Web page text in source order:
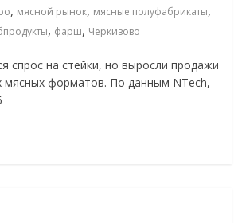
, мясной рынок, мясные полуфабрикаты,
, фарш, Черкизово
спрос на стейки, но выросли продажи
мясных форматов. По данным NTech,